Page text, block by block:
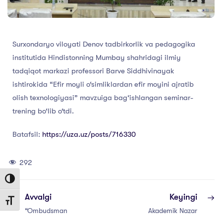
Toggle High Contrast
Toggle Font size
Surxondaryo viloyati Denov tadbirkorlik va pedagogika
institutida Hindistonning Mumbay shahridagi ilmiy
tadqiqot markazi professori Barve Siddhivinayak
ishtirokida “Efir moyli o‘simliklardan efir moyini ajratib
olish texnologiyasi” mavzuiga bag‘ishlangan seminar-
trening bo‘lib o‘tdi.
Batafsil: https://uza.uz/posts/716330
292
Avvalgi
“Ombudsman
Keyingi
Akademik Nazar